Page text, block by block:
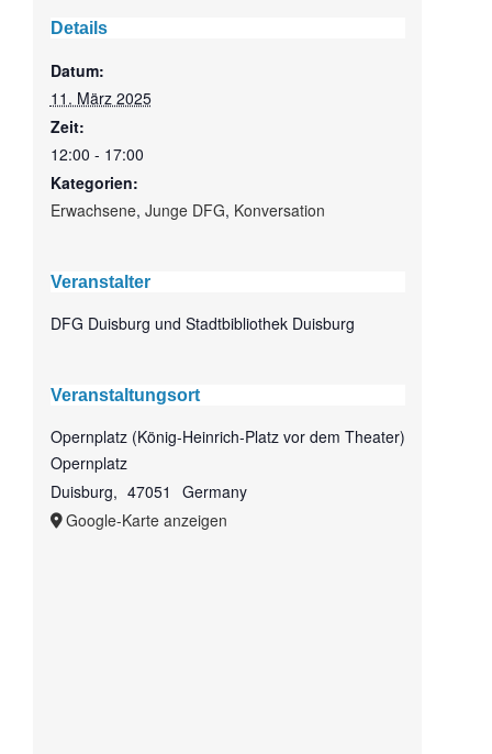
Details
Datum:
11. März 2025
Zeit:
12:00 - 17:00
Kategorien:
Erwachsene, Junge DFG, Konversation
Veranstalter
DFG Duisburg und Stadtbibliothek Duisburg
Veranstaltungsort
Opernplatz (König-Heinrich-Platz vor dem Theater)
Opernplatz
Duisburg, 47051
Germany
Google-Karte anzeigen